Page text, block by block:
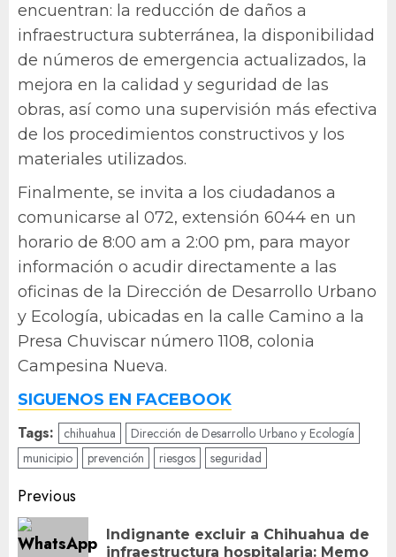
encuentran: la reducción de daños a
infraestructura subterránea, la disponibilidad
de números de emergencia actualizados, la
mejora en la calidad y seguridad de las
obras, así como una supervisión más efectiva
de los procedimientos constructivos y los
materiales utilizados.
Finalmente, se invita a los ciudadanos a
comunicarse al 072, extensión 6044 en un
horario de 8:00 am a 2:00 pm, para mayor
información o acudir directamente a las
oficinas de la Dirección de Desarrollo Urbano
y Ecología, ubicadas en la calle Camino a la
Presa Chuviscar número 1108, colonia
Campesina Nueva.
SIGUENOS EN FACEBOOK
Tags: chihuahua
Dirección de Desarrollo Urbano y Ecología
municipio
prevención riesgos seguridad
Post
navigation
Previous
Indignante excluir a Chihuahua de
infraestructura hospitalaria: Memo